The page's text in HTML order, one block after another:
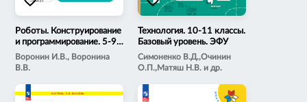
Роботы. Конструирование
и программирование. 5-9
классы
Воронин И.В., Воронина
В.В.
Технология. 10-11 классы.
Базовый уровень. ЭФУ
Симоненко В.Д.,Очинин
О.П.,Матяш Н.В. и др.